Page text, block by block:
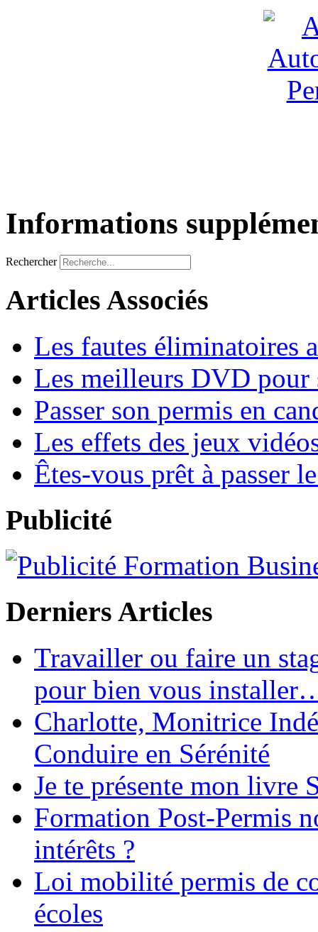
Informations
Rechercher
Articles Associés
Les fautes éliminatoires
Les meilleurs DVD pour
Passer son permis en
Les effets des jeux
Êtes-vous prêt à passer
Publicité
Derniers Articles
Travailler ou faire un
pour bien vous
Charlotte, Monitrice
Conduire en Sérénité
Je te présente mon livre
Formation Post-Permis
intérêts ?
Loi mobilité permis de
écoles